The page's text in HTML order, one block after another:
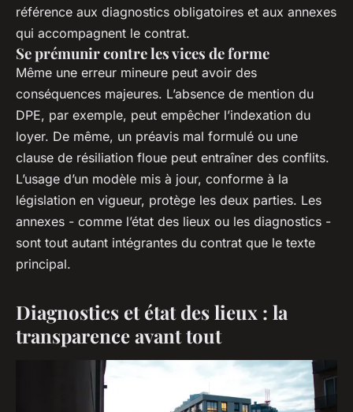
référence aux diagnostics obligatoires et aux annexes
qui accompagnent le contrat.
Se prémunir contre les vices de forme
Même une erreur mineure peut avoir des
conséquences majeures. L’absence de mention du
DPE, par exemple, peut empêcher l’indexation du
loyer. De même, un préavis mal formulé ou une
clause de résiliation floue peut entraîner des conflits.
L’usage d’un modèle mis à jour, conforme à la
législation en vigueur, protège les deux parties. Les
annexes - comme l’état des lieux ou les diagnostics -
sont tout autant intégrantes du contrat que le texte
principal.
Diagnostics et état des lieux : la
transparence avant tout